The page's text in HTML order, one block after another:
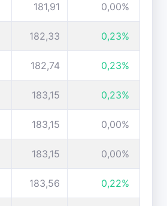
181,91 0,00%
182,33 0,23%
182,74 0,23%
183,15 0,23%
183,15 0,00%
183,15 0,00%
183,56 0,22%